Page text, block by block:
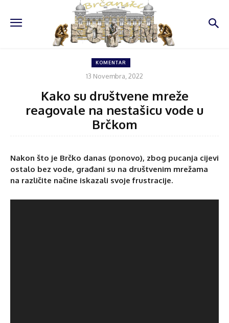
KOMENTAR
13 Novembra, 2022
Kako su društvene mreže
reagovale na nestašicu vode u
Brčkom
Nakon što je Brčko danas (ponovo), zbog pucanja cijevi
ostalo bez vode, građani su na društvenim mrežama
na različite načine iskazali svoje frustracije.